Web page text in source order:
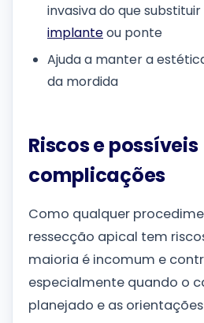
invasiva do que
implanteou ponte
Ajuda a manter a
da mordida
Riscos e possíveis
complicações
Como qualquer
ressecção apical tem
maioria é incomum e
especialmente quando o
planejado e as